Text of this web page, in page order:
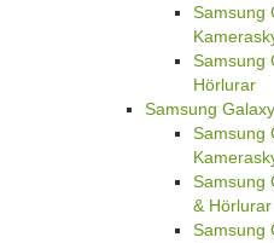
Samsung
Samsung
Hörlurar
Samsung
Samsung
Samsung
& Hörlurar
Samsung